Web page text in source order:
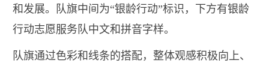
和发展。队旗中间为“银龄行动”标识，下方有银龄
行动志愿服务队中文和拼音字样。
队旗通过色彩和线条的搭配，整体观感积极向上、